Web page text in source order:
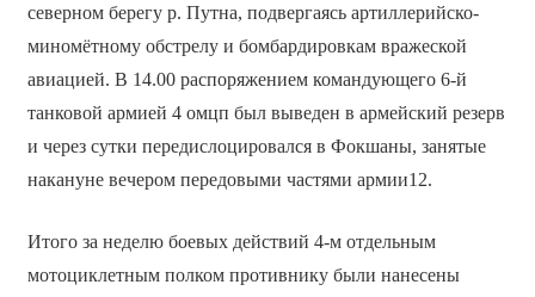
северном берегу р. Путна, подвергаясь артиллерийско-
миномётному обстрелу и бомбардировкам вражеской
авиацией. В 14.00 распоряжением командующего 6-й
танковой армией 4 омцп был выведен в армейский резерв
и через сутки передислоцировался в Фокшаны, занятые
накануне вечером передовыми частями армии12.
Итого за неделю боевых действий 4-м отдельным
мотоциклетным полком противнику были нанесены